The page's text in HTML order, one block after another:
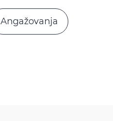
Angažovanja